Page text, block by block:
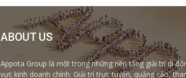
ABOUT US
Appota Group là một trong những nền tảng giải trí di
vực kinh doanh chính: Giải trí trực tuyến, quảng cáo,